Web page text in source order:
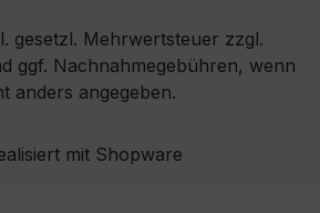
gesetzl. Mehrwertsteuer zzgl.
ggf. Nachnahmegebühren, wenn
anders angegeben.
mit Shopware